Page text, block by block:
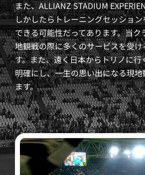
また、ALLIANZ STADIUM
しかしたらトレーニングセッショ
できる可能性だってあります。当ク
地観戦の際に多くのサービスを受
す。また、遠く日本からトリノに
明確にし、一生の思い出になる現
ます。